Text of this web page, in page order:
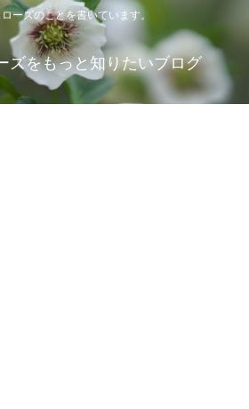
ーズのことを書いています。
ズをもっと知りたいブログ